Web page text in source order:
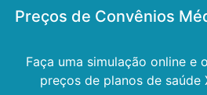
Preços de Convênios
Faça uma simulação online e
preços de planos de saúde